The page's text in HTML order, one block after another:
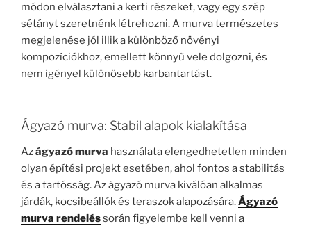
módon elválasztani a kerti részeket, vagy egy szép
sétányt szeretnénk létrehozni. A murva természetes
megjelenése jól illik a különböző növényi
kompozíciókhoz, emellett könnyű vele dolgozni, és
nem igényel különösebb karbantartást.
Ágyazó murva: Stabil alapok kialakítása
Azágyazó murva használata elengedhetetlen minden
olyan építési projekt esetében, ahol fontos a stabilitás
és a tartósság. Az ágyazó murva kiválóan alkalmas
járdák, kocsibeállók és teraszok alapozására.Ágyazó
murva rendeléssorán figyelembe kell venni a